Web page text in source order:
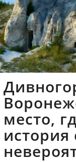
место,
история